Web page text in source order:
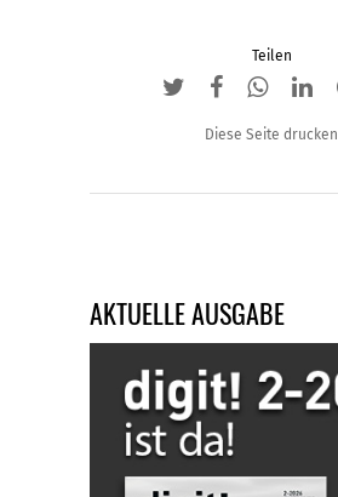
Teilen
Diese Seite drucken
AKTUELLE AUSGABE